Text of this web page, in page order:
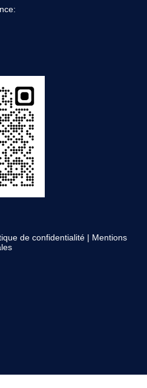
de confidentialité| Mentions